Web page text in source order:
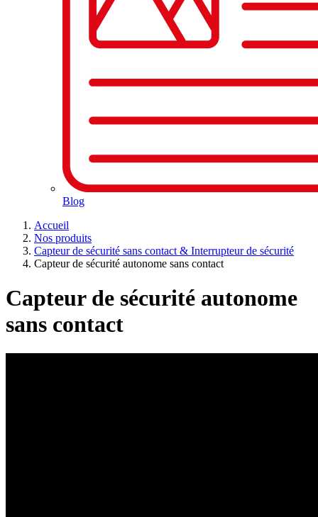
Blog
Accueil
Nos produits
Capteur de sécurité sans contact & Interrupteur de sécurité
Capteur de sécurité autonome sans contact
Capteur de sécurité autonome
sans contact